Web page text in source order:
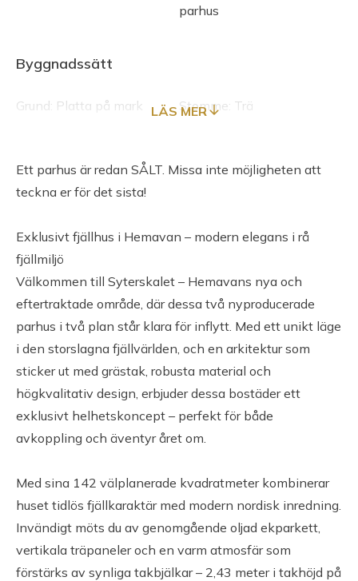
parhus
Byggnadssätt
Grund: Platta på mark
Stomme: Trä
Lackerad plåt
frånluft med
Vatten och avlopp:
Kommunalt avlopp och
kommunalt vatten
Uppvärmning:
Frånluftsvärmepump och
kamin
TV- och internetanslutning
Internet: Internet: Fiber är anslutning till tomtgräns.
(Sumnet)
Övriga byggnader
Kallgarage om ca 16,22kvm
LÄS MER
Ett parhus är redan SÅLT. Missa inte möjligheten att
teckna er för det sista!
Exklusivt fjällhus i Hemavan – modern elegans i rå
fjällmiljö
Välkommen till Syterskalet – Hemavans nya och
eftertraktade område, där dessa två nyproducerade
parhus i två plan står klara för inflytt. Med ett unikt läge
i den storslagna fjällvärlden, och en arkitektur som
sticker ut med grästak, robusta material och
högkvalitativ design, erbjuder dessa bostäder ett
exklusivt helhetskoncept – perfekt för både
avkoppling och äventyr året om.
Med sina 142 välplanerade kvadratmeter kombinerar
huset tidlös fjällkaraktär med modern nordisk inredning.
Invändigt möts du av genomgående oljad ekparkett,
vertikala träpaneler och en varm atmosfär som
förstärks av synliga takbjälkar – 2,43 meter i takhöjd på